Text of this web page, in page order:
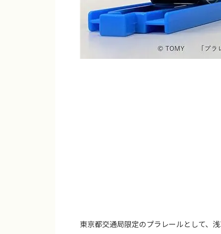
東京都交通局限定のプラレールとして、